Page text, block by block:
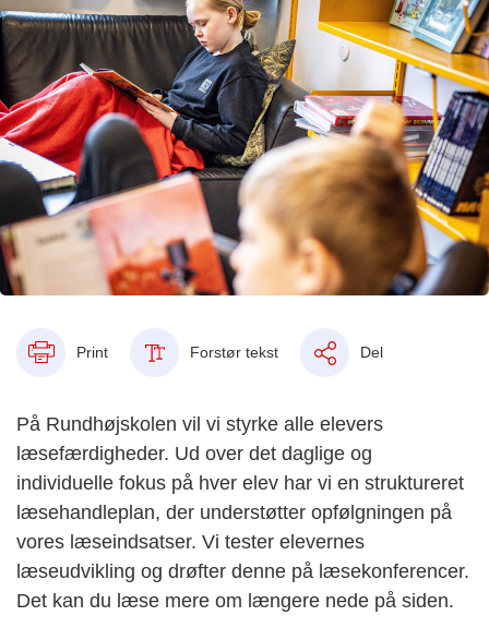
Print Forstør tekst Del
På Rundhøjskolen vil vi styrke alle elevers
læsefærdigheder. Ud over det daglige og
individuelle fokus på hver elev har vi en struktureret
læsehandleplan, der understøtter opfølgningen på
vores læseindsatser. Vi tester elevernes
læseudvikling og drøfter denne på læsekonferencer.
Det kan du læse mere om længere nede på siden.